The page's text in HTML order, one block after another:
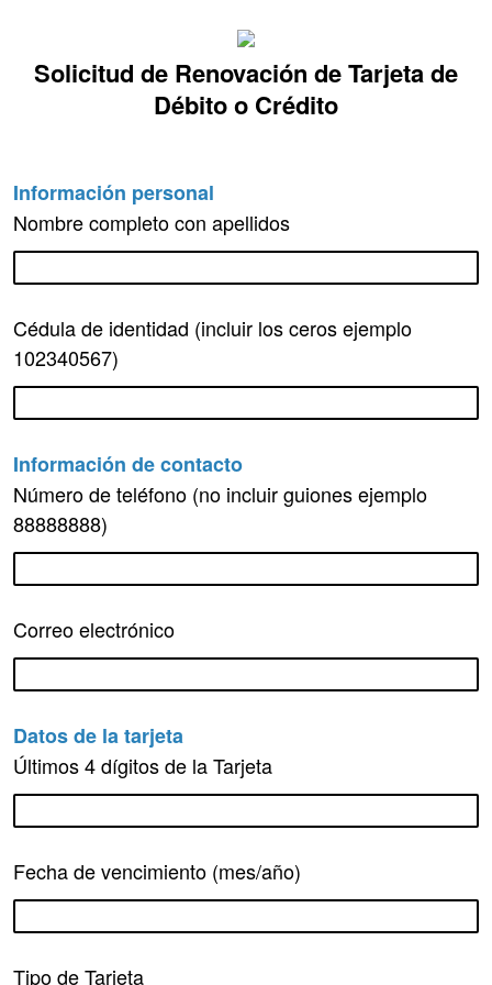
Solicitud de Renovación de Tarjeta de
Débito o Crédito
Información personal
Nombre completo con apellidos
Cédula de identidad (incluir los ceros ejemplo
102340567)
Información de contacto
Número de teléfono (no incluir guiones ejemplo
88888888)
Correo electrónico
Datos de la tarjeta
Últimos 4 dígitos de la Tarjeta
Fecha de vencimiento (mes/año)
Tipo de Tarjeta